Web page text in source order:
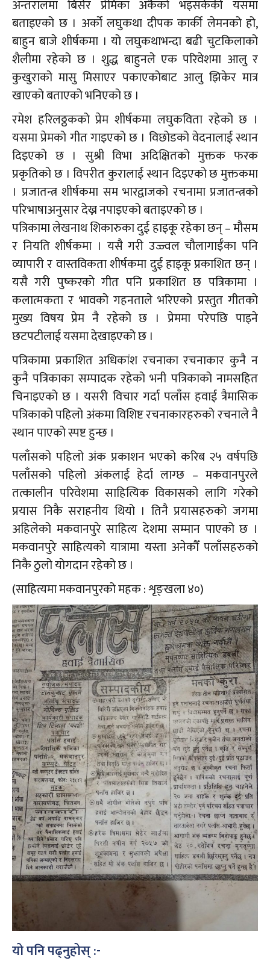
अन्तरालमा बिर्सेर प्रेमिका अर्कैको भइसकेकी यसमा
बताइएको छ । अर्को लघुकथा दीपक कार्की लेमनको हो,
बाहुन बाजे शीर्षकमा । यो लघुकथाभन्दा बढी चुटकिलाको
शैलीमा रहेको छ । शुद्ध बाहुनले एक परिवेशमा आलु र
कुखुराको मासु मिसाएर पकाएकोबाट आलु झिकेर मात्र
खाएको बताएको भनिएको छ ।
रमेश हरिलठ्ठकको प्रेम शीर्षकमा लघुकविता रहेको छ ।
यसमा प्रेमको गीत गाइएको छ । विछोडको वेदनालाई स्थान
दिइएको छ । सुश्री विभा अदिक्षितको मुक्तक फरक
प्रकृतिको छ । विपरीत कुरालाई स्थान दिइएको छ मुक्तकमा
। प्रजातन्त्र शीर्षकमा सम भारद्वाजको रचनामा प्रजातन्त्रको
परिभाषाअनुसार देख्न नपाइएको बताइएको छ ।
पत्रिकामा लेखनाथ शिकारुका दुई हाइकू रहेका छन् – मौसम
र नियति शीर्षकमा । यसै गरी उज्ज्वल चौलागाईँका पनि
व्यापारी र वास्तविकता शीर्षकमा दुई हाइकू प्रकाशित छन् ।
यसै गरी पुष्करको गीत पनि प्रकाशित छ पत्रिकामा ।
कलात्मकता र भावको गहनताले भरिएको प्रस्तुत गीतको
मुख्य विषय प्रेम नै रहेको छ । प्रेममा परेपछि पाइने
छटपटीलाई यसमा देखाइएको छ ।
पत्रिकामा प्रकाशित अधिकांश रचनाका रचनाकार कुनै न
कुनै पत्रिकाका सम्पादक रहेको भनी पत्रिकाको नामसहित
चिनाइएको छ । यसरी विचार गर्दा पलाँस हवाई त्रैमासिक
पत्रिकाको पहिलो अंकमा विशिष्ट रचनाकारहरुको रचनाले नै
स्थान पाएको स्पष्ट हुन्छ ।
पलाँसको पहिलो अंक प्रकाशन भएको करिब २५ वर्षपछि
पलाँसको पहिलो अंकलाई हेर्दा लाग्छ – मकवानपुरले
तत्कालीन परिवेशमा साहित्यिक विकासको लागि गरेको
प्रयास निकै सराहनीय थियो । तिनै प्रयासहरुको जगमा
अहिलेको मकवानपुरे साहित्य देशमा सम्मान पाएको छ ।
मकवानपुरे साहित्यको यात्रामा यस्ता अनेकौँ पलाँसहरुको
निकै ठुलो योगदान रहेको छ ।
(साहित्यमा मकवानपुरको महक : शृङ्खला ४०)
यो पनि पढ्नुहोस् :-